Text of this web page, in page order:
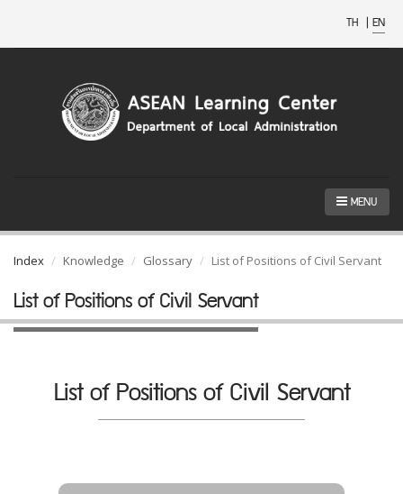
TH | EN
MENU
Index Knowledge Glossary List of Positions of Civil Servant
List of Positions of Civil Servant
List of Positions of Civil Servant